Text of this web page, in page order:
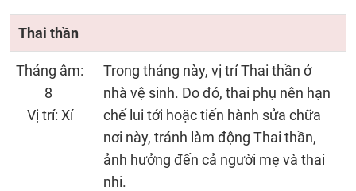
Thai thần
Tháng âm:
8
Vị trí: Xí
Trong tháng này, vị trí Thai thần ở
nhà vệ sinh. Do đó, thai phụ nên hạn
chế lui tới hoặc tiến hành sửa chữa
nơi này, tránh làm động Thai thần,
ảnh hưởng đến cả người mẹ và thai
nhi.